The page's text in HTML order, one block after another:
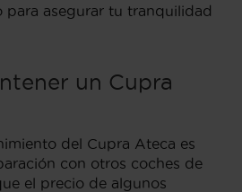
para asegurar tu tranquilidad
un Cupra
del Cupra Ateca es
con otros coches de
el precio de algunos